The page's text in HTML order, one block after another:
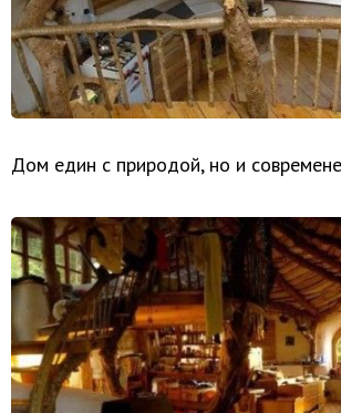
Дом един с природой, но и